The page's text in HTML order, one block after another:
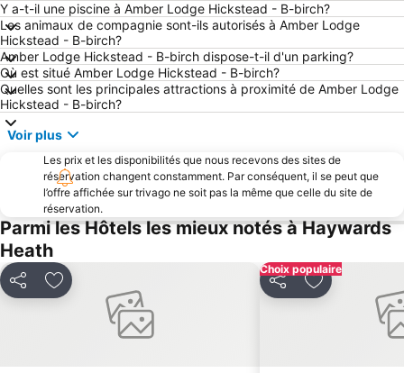
Rottingdean
Goodwood Racecourse
Beckenham
Seven Dials
Seven Sisters Country Park
Pocket Science Festival
The Great Escape
Goodwood House
Morden Metro Station
Brighton and Hove’s Artists Open Houses
London to Brighton Veteran Car Run
Château de Lewes
Tulleys Halloween festival
Chessington World of Adventures
Wimbledon Metro Station
Borde Hill Garden
Aéroport Brighton City
Kemp Town
Michelham Priory
Penshurst Place
Y a-t-il une piscine à Amber Lodge Hickstead - B-birch?
Les animaux de compagnie sont-ils autorisés à Amber Lodge
Hickstead - B-birch?
Amber Lodge Hickstead - B-birch dispose-t-il d'un parking?
Où est situé Amber Lodge Hickstead - B-birch?
Quelles sont les principales attractions à proximité de Amber Lodge
Hickstead - B-birch?
Voir plus
Les prix et les disponibilités que nous recevons des sites de
réservation changent constamment. Par conséquent, il se peut que
l’offre affichée sur trivago ne soit pas la même que celle du site de
réservation.
Parmi les Hôtels les mieux notés à Haywards
Heath
PartagerAjouter à mes favoris
Choix populaire
PartagerAjouter à